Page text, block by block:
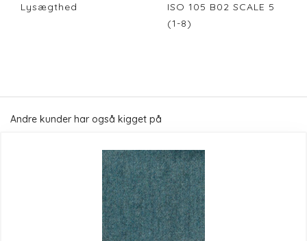
Lysægthed
ISO 105 B02 SCALE 5
(1-8)
Andre kunder har også kigget på